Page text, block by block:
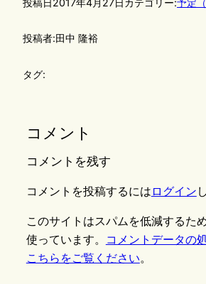
投稿日2017年4月27日カテゴリー:予定
投稿者:田中 隆裕
タグ:
コメント
コメントを残す
コメントを投稿するには ログイン
このサイトはスパムを低減するた
使っています。
コメントデータの
こちらをご覧ください。